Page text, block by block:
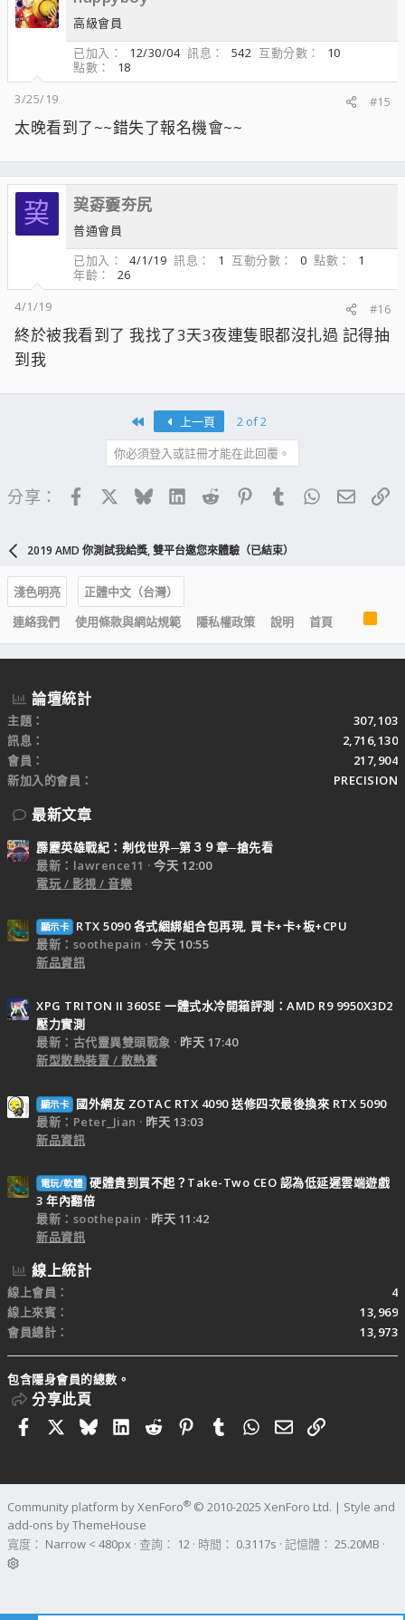
高級會員
已加入
12/30/04 訊息 542 互動分數
10
點數
18
3/25/19
#15
太晚看到了~~錯失了報名機會~~
巭 巭孬嫑夯尻
普通會員
已加入
4/1/19 訊息 1 互動分數 0 點數
1
年齡
26
4/1/19
#16
終於被我看到了 我找了3天3夜連隻眼都沒扎過 記得抽
到我
上一頁
2 of 2
你必須登入或註冊才能在此回覆。
分享： FacebookBlueskyLinkedIn
Reddit PinterestTumblrWhatsApp
電子
2019 AMD 你測試我給獎, 雙平台邀您來體驗（已結束）
淺色明亮
正體中文（台灣）
連絡我們
使用條款與網站規範 隱私權政策 說明 首頁
S
論壇統計
主題
307,103
訊息
2,716,130
會員
217,904
新加入的會員
PRECISION
最新文章
霹靂英雄戰紀：刜伐世界─第３９章─搶先看
最新：lawrence11
今天 12:00
電玩 / 影視 / 音樂
顯示卡
RTX 5090 各式綑綁組合包再現, 買卡+卡+板+CPU
最新：soothepain
今天 10:55
新品資訊
XPG TRITON II 360SE 一體式水冷開箱評測：AMD R9 9950X3D2
壓力實測
最新：古代靈異雙頭戰象
昨天 17:40
新型散熱裝置 / 散熱膏
顯示卡
國外網友 ZOTAC RTX 4090 送修四次最後換來 RTX 5090
最新：Peter_Jian
昨天 13:03
新品資訊
電玩/軟體 硬體貴到買不起？Take-Two CEO 認為低延遲雲端遊戲
3 年內翻倍
最新：soothepain
昨天 11:42
新品資訊
線上統計
線上會員
4
線上來賓
13,969
會員總計
13,973
包含隱身會員的總數。
分享此頁
FacebookBlueskyLinkedIn
RedditPinterestTumblrWhatsApp
電子郵件
連結
Community platform by XenForo® © 2010-2025 XenForo Ltd. | Style and
add-ons by ThemeHouse
寬度
查詢 12 時間 0.3117s 記憶體 25.20MB